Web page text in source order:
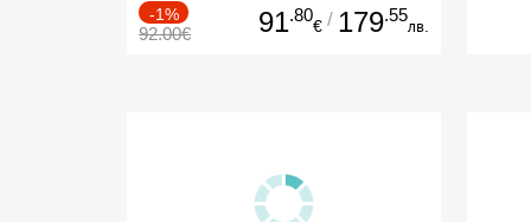
-1%
92.00€ 91.80
€ / 179.55
лв.